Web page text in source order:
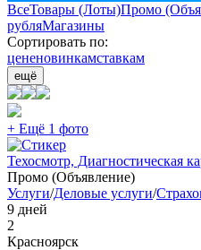
ВсеТовары (Лоты)Промо
рубляМагазины
Сортировать по:
цененовинкамставкам
ещё
+ Ещё 1 фото
Техосмотр, Диагностическая
Промо (Объявление)
Услуги/Деловые услуги/
9 дней
2
Красноярск